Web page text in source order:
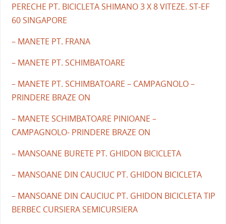
PERECHE PT. BICICLETA SHIMANO 3 X 8 VITEZE. ST-EF
60 SINGAPORE
– MANETE PT. FRANA
– MANETE PT. SCHIMBATOARE
– MANETE PT. SCHIMBATOARE – CAMPAGNOLO –
PRINDERE BRAZE ON
– MANETE SCHIMBATOARE PINIOANE –
CAMPAGNOLO- PRINDERE BRAZE ON
– MANSOANE BURETE PT. GHIDON BICICLETA
– MANSOANE DIN CAUCIUC PT. GHIDON BICICLETA
– MANSOANE DIN CAUCIUC PT. GHIDON BICICLETA TIP
BERBEC CURSIERA SEMICURSIERA